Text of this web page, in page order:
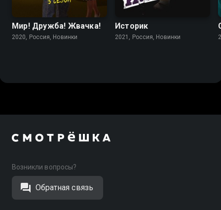
Мир! Дружба! Жвачка!
2020, Россия, Новинки
Историк
2021, Россия, Новинки
Возникли вопросы?
Обратная связь